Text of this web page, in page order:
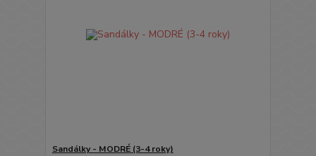
Sandálky - MODRÉ (3-4 roky)